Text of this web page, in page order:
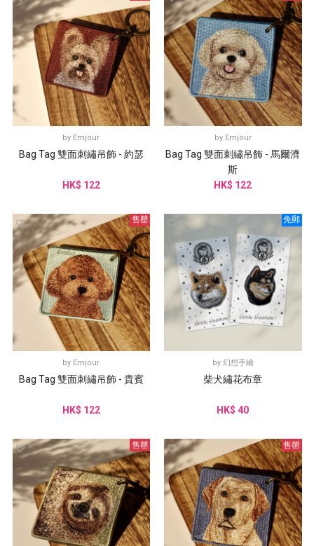
by Emjour
Bag Tag 雙面刺繡吊飾 - 約瑟
HK$ 122
by Emjour
Bag Tag 雙面刺繡吊飾 - 馬爾濟
斯
HK$ 122
售罄
by Emjour
Bag Tag 雙面刺繡吊飾 - 貴賓
HK$ 122
免郵
by 幻想手繪
柴犬繡花布章
HK$ 40
售罄 售罄